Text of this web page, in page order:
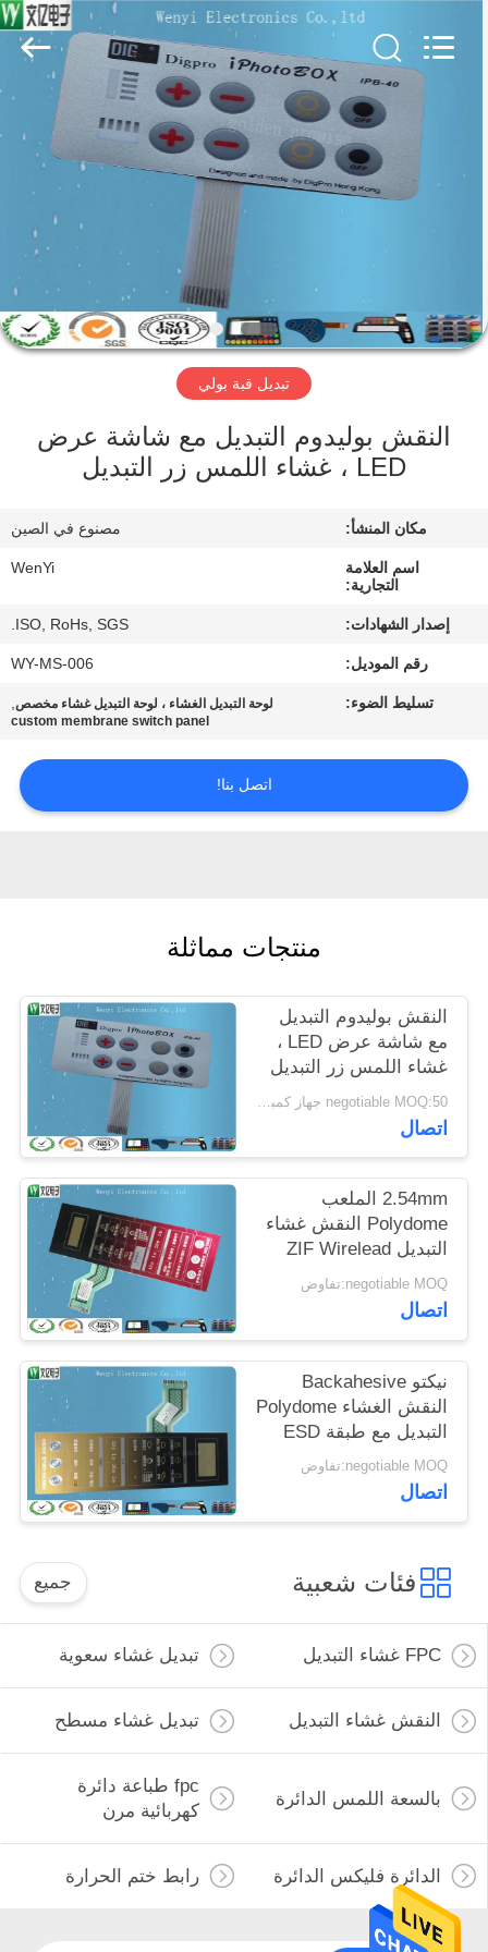
الصفحة
الرئيسية
عنا
في
المعمل
مراقبة
الجودة
اطلب
اقتباس
POLICY
Technology
تبديل قبة بولي
النقش بوليدوم التبديل مع شاشة عرض
LED ، غشاء اللمس زر التبديل
مكان المنشأ: مصنوع في الصين
اسم العلامة
التجارية:
WenYi
إصدار الشهادات: ISO, RoHs, SGS.
رقم الموديل: WY-MS-006
تسليط الضوء: لوحة التبديل الغشاء ، لوحة التبديل غشاء مخصص,
custom membrane switch panel
اتصل بنا!
منتجات مماثلة
النقش بوليدوم التبديل
مع شاشة عرض LED ،
غشاء اللمس زر التبديل
negotiable MOQ:50 جهاز كمبيوتر شخصى
اتصال
2.54mm الملعب
Polydome النقش غشاء
التبديل ZIF Wirelead
نيكو Backahesive
negotiable MOQ:تفاوض
اتصال
نيكتو Backahesive
النقش الغشاء Polydome
التبديل مع طبقة ESD
التدريع
negotiable MOQ:تفاوض
اتصال
فئات شعبية جميع
FPC غشاء التبديل تبديل غشاء سعوية
النقش غشاء التبديل تبديل غشاء مسطح
بالسعة اللمس الدائرة
fpc طباعة دائرة
كهربائية مرن
الدائرة فليكس الدائرة رابط ختم الحرارة